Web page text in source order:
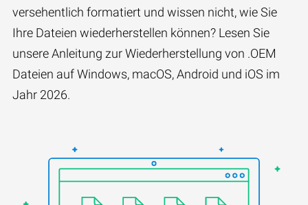
versehentlich formatiert und wissen nicht, wie Sie
Ihre Dateien wiederherstellen können? Lesen Sie
unsere Anleitung zur Wiederherstellung von .OEM
Dateien auf Windows, macOS, Android und iOS im
Jahr 2026.